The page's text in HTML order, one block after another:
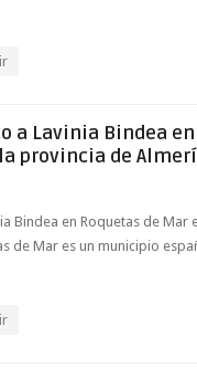
a Lavinia Bindea en
provincia de
Bindea en Roquetas de Mar
de Mar es un municipio